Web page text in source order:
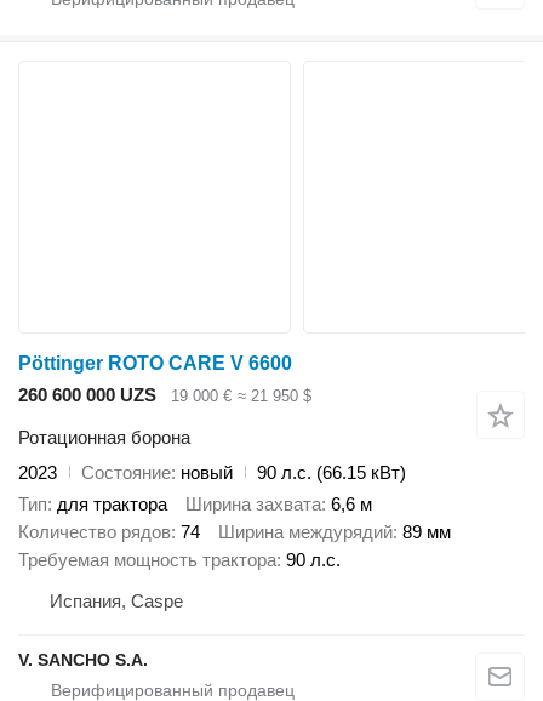
Pöttinger ROTO CARE V 6600
260 600 000 UZS
19 000 € ≈ 21 950 $
Ротационная борона
2023
Состояние новый
90 л.с. (66.15 кВт)
Тип для трактора Ширина захвата 6,6 м
Количество рядов 74 Ширина междурядий 89 мм
Требуемая мощность трактора 90 л.с.
Испания, Caspe
V. SANCHO S.A.